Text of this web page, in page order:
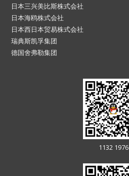
日本三兴美比斯株式会社
日本海鸥株式会社
日本西日本贸易株式会社
瑞典斯凯孚集团
德国舍弗勒集团
1132 1976